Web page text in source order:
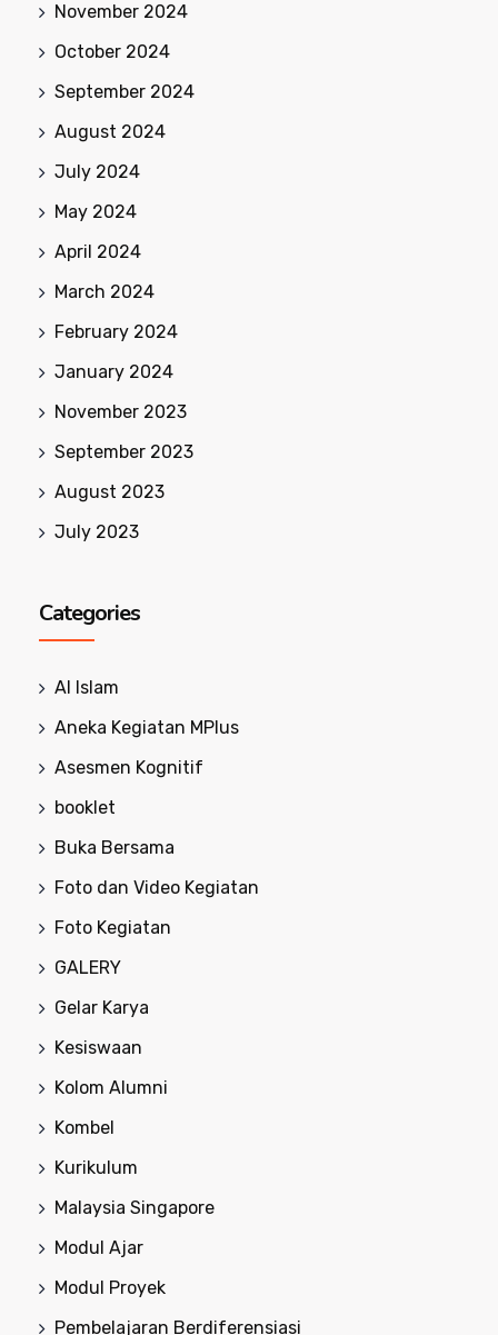
November 2024
October 2024
September 2024
August 2024
July 2024
May 2024
April 2024
March 2024
February 2024
January 2024
November 2023
September 2023
August 2023
July 2023
Categories
Al Islam
Aneka Kegiatan MPlus
Asesmen Kognitif
booklet
Buka Bersama
Foto dan Video Kegiatan
Foto Kegiatan
GALERY
Gelar Karya
Kesiswaan
Kolom Alumni
Kombel
Kurikulum
Malaysia Singapore
Modul Ajar
Modul Proyek
Pembelajaran Berdiferensiasi